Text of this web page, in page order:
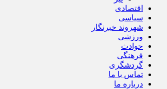
اقتصادی
سیاسی
شهروند خبرنگار
ورزشی
حوادث
فرهنگی
گردشگری
تماس با ما
درباره ما